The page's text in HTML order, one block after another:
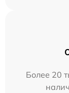
Более 20